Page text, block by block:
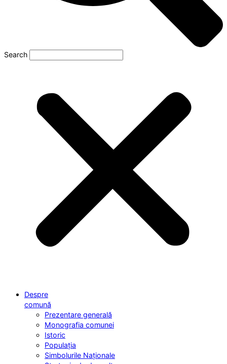
Search
Despre
comună
Prezentare generală
Monografia comunei
Istoric
Populația
Simbolurile Naționale